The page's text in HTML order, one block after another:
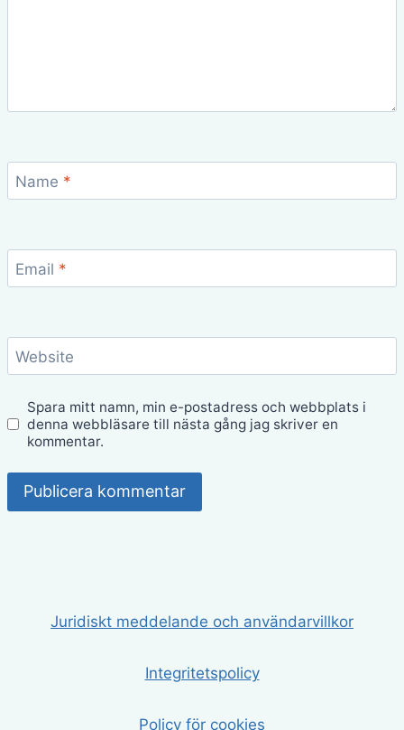
Name *
Email *
Website
Spara mitt namn, min e-postadress och webbplats i
denna webbläsare till nästa gång jag skriver en
kommentar.
Juridiskt meddelande och användarvillkor
Integritetspolicy
Policy för cookies